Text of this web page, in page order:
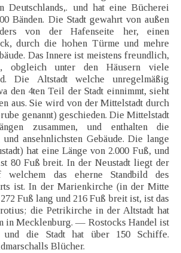
Deutschlands,. und hat eine Bücherei
Bänden. Die Stadt gewahrt von außen
von der Hafenseite her, einen
durch die hohen Türme und mehre
Das Innere ist meistens freundlich,
obgleich unter den Häusern viele
Die Altstadt welche unregelmäßig
den 4ten Teil der Stadt einnimmt, sieht
aus. Sie wird von der Mittelstadt durch
genannt) geschieden. Die Mittelstadt
zusammen, und enthalten die
und ansehnlichsten Gebäude. Die lange
hat eine Länge von 2.000 Fuß, und
80 Fuß breit. In der Neustadt liegt der
welchem das eherne Standbild des
ist. In der Marienkirche (in der Mitte
Fuß lang und 216 Fuß breit ist, ist das
die Petrikirche in der Altstadt hat
in Mecklenburg. — Rostocks Handel ist
und die Stadt hat über 150 Schiffe.
Blücher.